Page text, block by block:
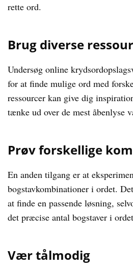
rette ord.
Brug diverse
Undersøg online
for at finde mulige ord med
ressourcer kan give dig
tænke ud over de mest åbenlyse
Prøv forskellige
En anden tilgang er at
bogstavkombinationer i ordet.
at finde en passende løsning,
det præcise antal bogstaver i
Vær tålmodig